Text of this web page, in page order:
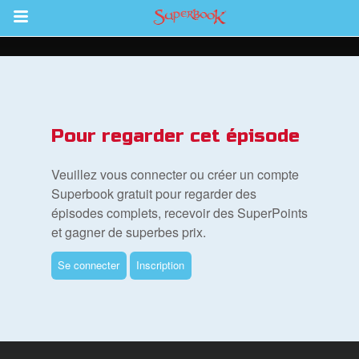
Return to Content
Pour regarder cet épisode
Veuillez vous connecter ou créer un compte
Superbook gratuit pour regarder des
épisodes complets, recevoir des SuperPoints
et gagner de superbes prix.
Se connecter Inscription